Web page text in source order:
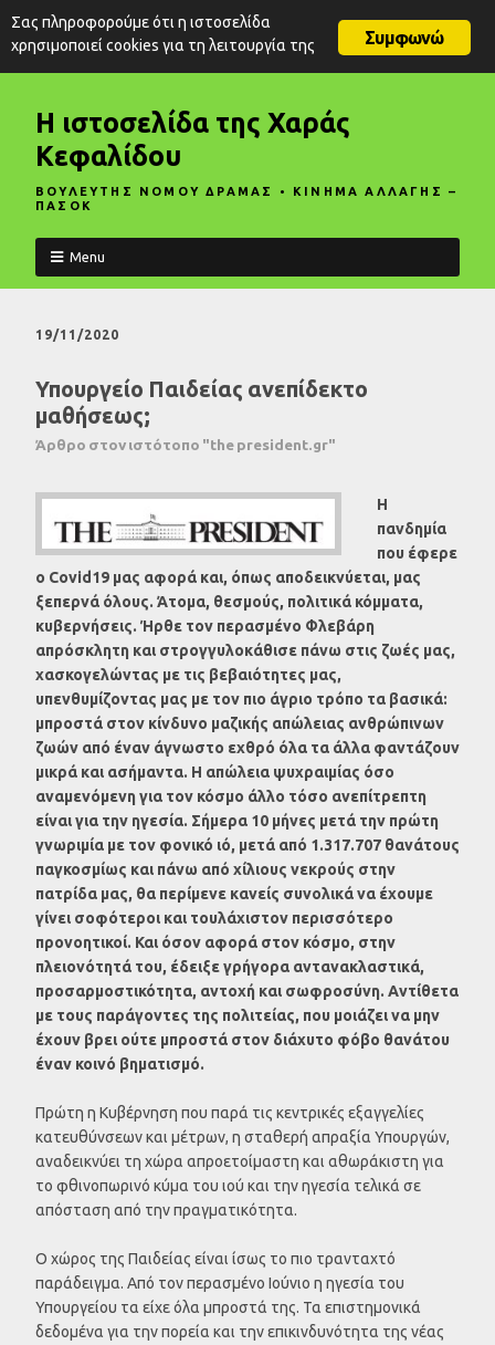
Η ιστοσελίδα της Χαράς
Κεφαλίδου
ΒΟΥΛΕΥΤΗΣ ΝΟΜΟΥ ΔΡΑΜΑΣ • ΚΙΝΗΜΑ ΑΛΛΑΓΗΣ –
ΠΑΣΟΚ
Menu
19/11/2020
Υπουργείο Παιδείας ανεπίδεκτο
μαθήσεως;
Άρθρο στον ιστότοπο "the president.gr"
Η
πανδημία
που έφερε
ο Covid19 μας αφορά και, όπως αποδεικνύεται, μας
ξεπερνά όλους. Άτομα, θεσμούς, πολιτικά κόμματα,
κυβερνήσεις. Ήρθε τον περασμένο Φλεβάρη
απρόσκλητη και στρογγυλοκάθισε πάνω στις ζωές μας,
χασκογελώντας με τις βεβαιότητες μας,
υπενθυμίζοντας μας με τον πιο άγριο τρόπο τα βασικά:
μπροστά στον κίνδυνο μαζικής απώλειας ανθρώπινων
ζωών από έναν άγνωστο εχθρό όλα τα άλλα φαντάζουν
μικρά και ασήμαντα. Η απώλεια ψυχραιμίας όσο
αναμενόμενη για τον κόσμο άλλο τόσο ανεπίτρεπτη
είναι για την ηγεσία. Σήμερα 10 μήνες μετά την πρώτη
γνωριμία με τον φονικό ιό, μετά από 1.317.707 θανάτους
παγκοσμίως και πάνω από χίλιους νεκρούς στην
πατρίδα μας, θα περίμενε κανείς συνολικά να έχουμε
γίνει σοφότεροι και τουλάχιστον περισσότερο
προνοητικοί. Και όσον αφορά στον κόσμο, στην
πλειονότητά του, έδειξε γρήγορα αντανακλαστικά,
προσαρμοστικότητα, αντοχή και σωφροσύνη. Αντίθετα
με τους παράγοντες της πολιτείας, που μοιάζει να μην
έχουν βρει ούτε μπροστά στον διάχυτο φόβο θανάτου
έναν κοινό βηματισμό.
Πρώτη η Κυβέρνηση που παρά τις κεντρικές εξαγγελίες
κατευθύνσεων και μέτρων, η σταθερή απραξία Υπουργών,
αναδεικνύει τη χώρα απροετοίμαστη και αθωράκιστη για
το φθινοπωρινό κύμα του ιού και την ηγεσία τελικά σε
απόσταση από την πραγματικότητα.
Ο χώρος της Παιδείας είναι ίσως το πιο τρανταχτό
παράδειγμα. Από τον περασμένο Ιούνιο η ηγεσία του
Υπουργείου τα είχε όλα μπροστά της. Τα επιστημονικά
δεδομένα για την πορεία και την επικινδυνότητα της νέας
Συμφωνώ
Σας πληροφορούμε ότι η ιστοσελίδα
χρησιμοποιεί cookies για τη λειτουργία της